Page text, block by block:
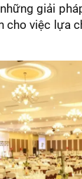
giải
cho việc lựa